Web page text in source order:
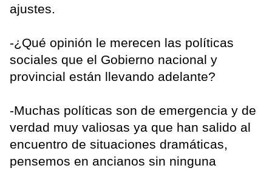
ajustes.
-¿Qué opinión le merecen las políticas
sociales que el Gobierno nacional y
provincial están llevando adelante?
-Muchas políticas son de emergencia y de
verdad muy valiosas ya que han salido al
encuentro de situaciones dramáticas,
pensemos en ancianos sin ninguna